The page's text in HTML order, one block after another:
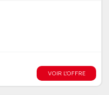
VOIR L'OFFRE